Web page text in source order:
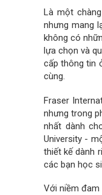
Là một
nhưng mang
không có
lựa chọn và
cấp thông tin
cùng.
Fraser
nhưng trong
nhất dành
University -
thiết kế dành
các bạn học
Với niềm